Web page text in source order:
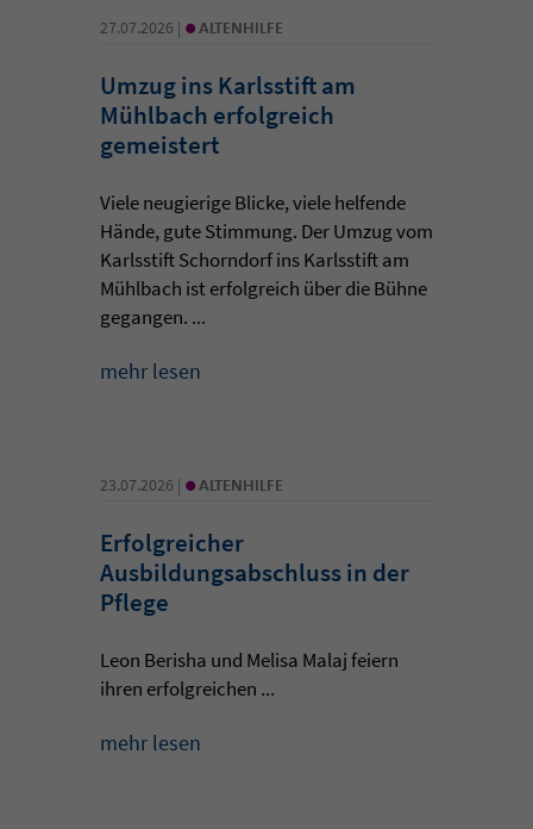
27.07.2026 | • ALTENHILFE
Umzug ins Karlsstift am
Mühlbach erfolgreich
gemeistert
Viele neugierige Blicke, viele helfende
Hände, gute Stimmung. Der Umzug vom
Karlsstift Schorndorf ins Karlsstift am
Mühlbach ist erfolgreich über die Bühne
gegangen. ...
mehr lesen
23.07.2026 | • ALTENHILFE
Erfolgreicher
Ausbildungsabschluss in der
Pflege
Leon Berisha und Melisa Malaj feiern
ihren erfolgreichen ...
mehr lesen